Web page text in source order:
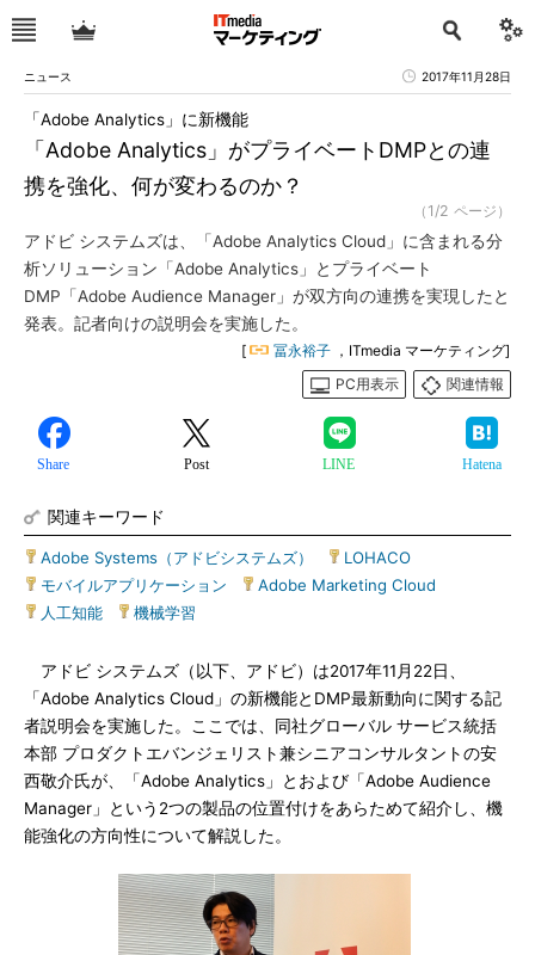
ニュース 2017年11月28日
「Adobe Analytics」がプライベートDMPとの連
携を強化、何が変わるのか？
「Adobe Analytics」に新機能
（1/2 ページ）
アドビ システムズは、「Adobe Analytics Cloud」に含まれる分
析ソリューション「Adobe Analytics」とプライベート
DMP「Adobe Audience Manager」が双方向の連携を実現したと
発表。記者向けの説明会を実施した。
[ 冨永裕子 ，ITmedia マーケティング]
PC用表示
関連情報
Share Post LINE Hatena
関連キーワード
Adobe Systems（アドビシステムズ） LOHACO
モバイルアプリケーション
Adobe Marketing Cloud
人工知能
機械学習
アドビ システムズ（以下、アドビ）は2017年11月22日、
「Adobe Analytics Cloud」の新機能とDMP最新動向に関する記
者説明会を実施した。ここでは、同社グローバル サービス統括
本部 プロダクトエバンジェリスト兼シニアコンサルタントの安
西敬介氏が、「Adobe Analytics」とおよび「Adobe Audience
Manager」という2つの製品の位置付けをあらためて紹介し、機
能強化の方向性について解説した。